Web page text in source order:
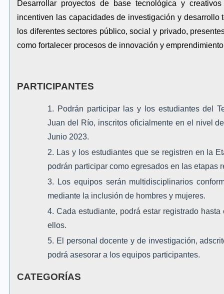
Desarrollar proyectos de base tecnológica y
incentiven las capacidades de investigación y
los diferentes sectores público, social y privado,
como fortalecer procesos de innovación y
PARTICIPANTES
Podrán participar las y los estudiantes del
Juan del Río, inscritos oficialmente en el nivel
Junio 2023.
Las y los estudiantes que se registren en la
podrán participar como egresados en las etapas
Los equipos serán multidisciplinarios
mediante la inclusión de hombres y mujeres.
Cada estudiante, podrá estar registrado
ellos.
El personal docente y de investigación,
podrá asesorar a los equipos participantes.
CATEGORÍAS